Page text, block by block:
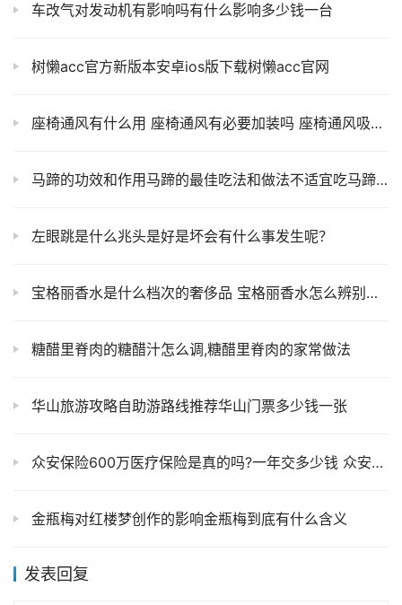
车改气对发动机有影响吗有什么影响多少钱一台
树懒acc官方新版本安卓ios版下载树懒acc官网
座椅通风有什么用 座椅通风有必要加装吗 座椅通风吸气和吹气区别那个好
马蹄的功效和作用马蹄的最佳吃法和做法不适宜吃马蹄的人群有哪些
左眼跳是什么兆头是好是坏会有什么事发生呢？
宝格丽香水是什么档次的奢侈品 宝格丽香水怎么辨别真假
糖醋里脊肉的糖醋汁怎么调,糖醋里脊肉的家常做法
华山旅游攻略自助游路线推荐华山门票多少钱一张
众安保险600万医疗保险是真的吗?一年交多少钱 众安保险官方网
金瓶梅对红楼梦创作的影响金瓶梅到底有什么含义
发表回复